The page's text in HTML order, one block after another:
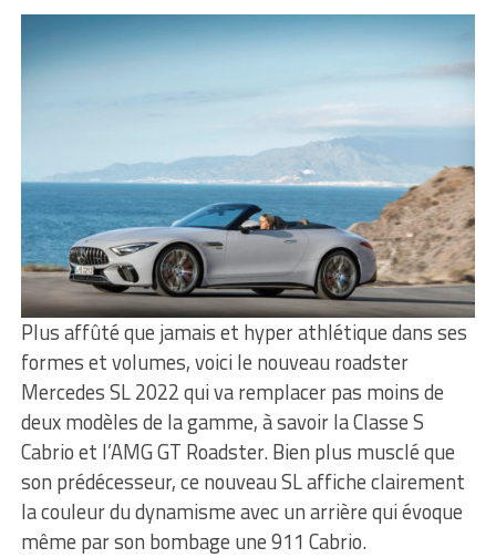
Plus affûté que jamais et hyper athlétique dans ses
formes et volumes, voici le nouveau roadster
Mercedes SL 2022 qui va remplacer pas moins de
deux modèles de la gamme, à savoir la Classe S
Cabrio et l’AMG GT Roadster. Bien plus musclé que
son prédécesseur, ce nouveau SL affiche clairement
la couleur du dynamisme avec un arrière qui évoque
même par son bombage une 911 Cabrio.